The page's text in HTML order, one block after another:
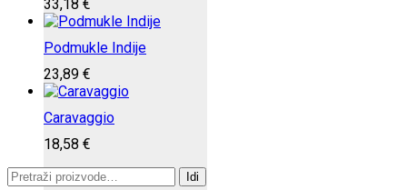
33,18 €
Podmukle Indije
23,89 €
Caravaggio
18,58 €
Pretraži:
Idi